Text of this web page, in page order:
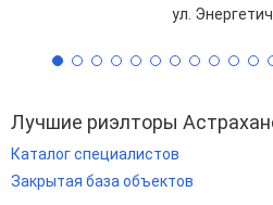
ул.
Лучшие риэлторы
Каталог специалистов
Закрытая база объектов